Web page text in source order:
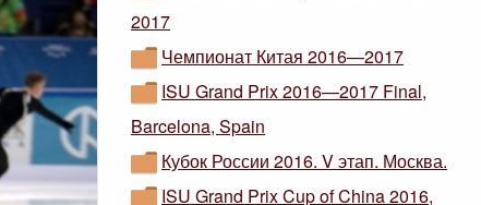
2017
Чемпионат Китая 2016—2017
ISU Grand Prix 2016—2017 Final,
Barcelona, Spain
Кубок России 2016. V этап. Москва.
ISU Grand Prix Cup of China 2016,